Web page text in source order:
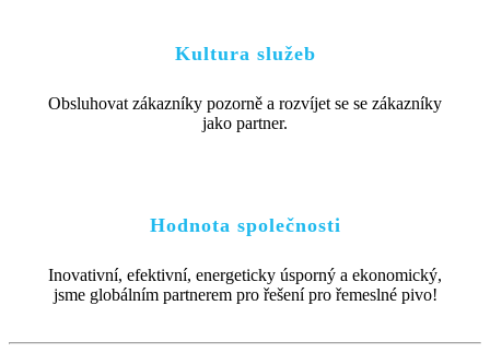
Kultura služeb
Obsluhovat zákazníky pozorně a rozvíjet se se zákazníky
jako partner.
Hodnota společnosti
Inovativní, efektivní, energeticky úsporný a ekonomický,
jsme globálním partnerem pro řešení pro řemeslné pivo!